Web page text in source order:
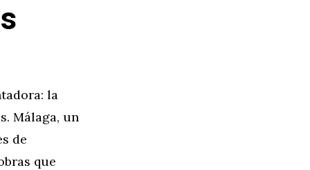
la
Málaga, un
de
que